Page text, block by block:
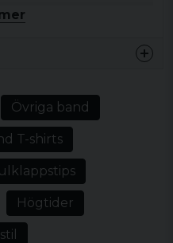
öppen skjorta för en
eller när du vill lyfta
med handskriven text
med handskriven
Övriga band
T-shirts
Högtider